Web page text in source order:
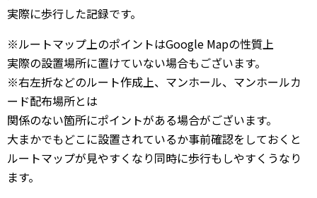
実際に歩行した記録です。
※ルートマップ上のポイントはGoogle Mapの性質上
実際の設置場所に置けていない場合もございます。
※右左折などのルート作成上、マンホール、マンホールカ
ード配布場所とは
関係のない箇所にポイントがある場合がございます。
大まかでもどこに設置されているか事前確認をしておくと
ルートマップが見やすくなり同時に歩行もしやすくうなり
ます。